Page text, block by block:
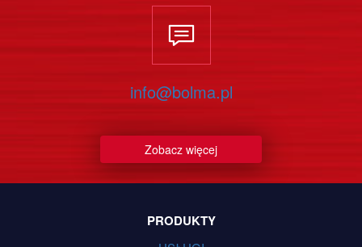
info@bolma.pl
Zobacz więcej
PRODUKTY